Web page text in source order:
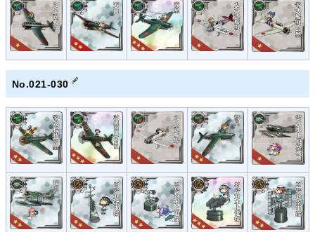
No.021-030